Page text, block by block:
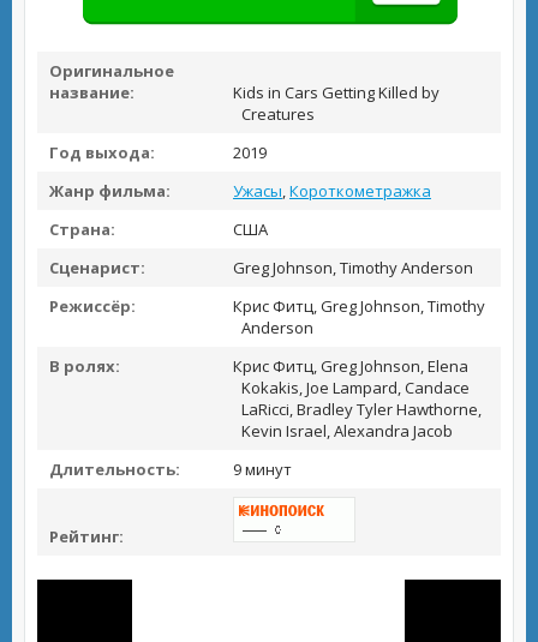
Оригинальное
название:
Kids in Cars Getting Killed by
Creatures
Год выхода:
2019
Жанр фильма:
Ужасы,Короткометражка
Страна:
США
Сценарист:
Greg Johnson, Timothy Anderson
Режиссёр:
Крис Фитц, Greg Johnson, Timothy
Anderson
В ролях:
Крис Фитц, Greg Johnson, Elena
Kokakis, Joe Lampard, Candace
LaRicci, Bradley Tyler Hawthorne,
Kevin Israel, Alexandra Jacob
Длительность:
9 минут
Рейтинг: